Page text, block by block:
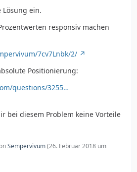
Lösung ein.
responsiv machen
7cv7Lnbk/2/
Positionierung:
questions/3255…
bei diesem Problem keine Vorteile
Sempervivum(26. Februar 2018 um